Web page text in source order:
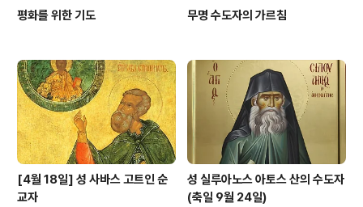
평화를 위한 기도 무명 수도자의 가르침
[4월 18일] 성 사바스 고트인 순
교자
성 실루아노스 아토스 산의 수도자
(축일 9월 24일)